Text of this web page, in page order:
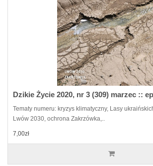
Dzikie Życie 2020, nr 3 (309) marzec ::
Tematy numeru: kryzys klimatyczny, Lasy
Lwów 2030, ochrona Zakrzówka,..
7,00zł